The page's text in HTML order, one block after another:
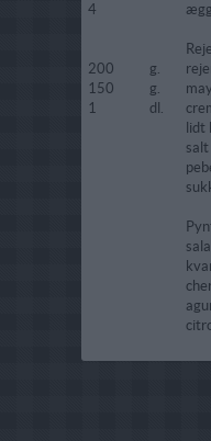
4
200
g.
150
g.
1
dl.
lidt
salt